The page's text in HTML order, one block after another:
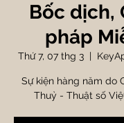
Bốc dịch,
pháp
Thứ 7, 07 thg 3
  |
Sự kiện hàng năm do
Thuỷ - Thuật số